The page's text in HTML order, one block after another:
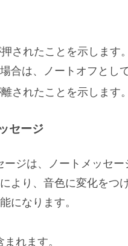
されたことを示します
合は、ノートオフとし
されたことを示します。
セージ
ジは、ノートメッセ
より、音色に変化をつ
になります。
れます。